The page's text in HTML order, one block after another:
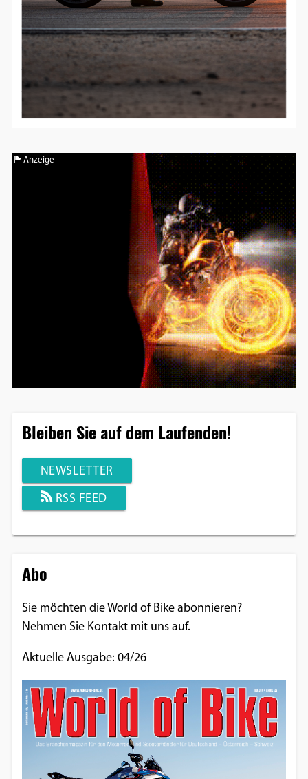
Anzeige
Bleiben Sie auf dem Laufenden!
NEWSLETTER
RSS FEED
Abo
Sie möchten die World of Bike abonnieren?
Nehmen Sie Kontakt mit uns auf.
Aktuelle Ausgabe: 04/26